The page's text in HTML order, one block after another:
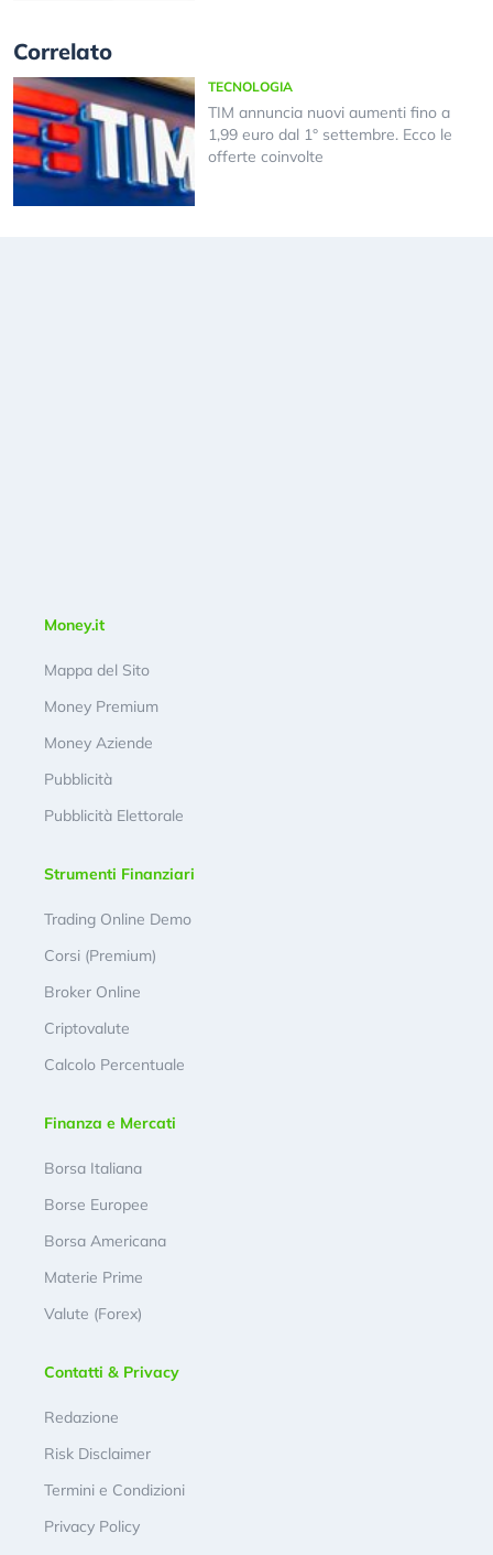
Correlato
TECNOLOGIA
TIM annuncia nuovi aumenti fino a
1,99 euro dal 1° settembre. Ecco le
offerte coinvolte
Money.it
Mappa del Sito
Money Premium
Money Aziende
Pubblicità
Pubblicità Elettorale
Strumenti Finanziari
Trading Online Demo
Corsi (Premium)
Broker Online
Criptovalute
Calcolo Percentuale
Finanza e Mercati
Borsa Italiana
Borse Europee
Borsa Americana
Materie Prime
Valute (Forex)
Contatti & Privacy
Redazione
Risk Disclaimer
Termini e Condizioni
Privacy Policy